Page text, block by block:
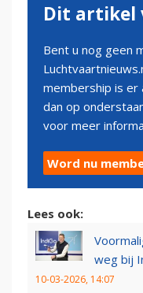
Dit artikel
Bent u nog geen
membership is er
dan op
voor meer
Word nu
Lees ook:
weg bij
10-03-2026, 14:07